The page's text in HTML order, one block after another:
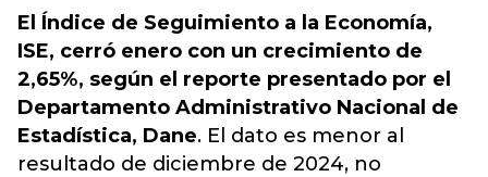
El Índice de Seguimiento a la Economía,
ISE, cerró enero con un crecimiento de
2,65%, según el reporte presentado por el
Departamento Administrativo Nacional de
Estadística, Dane. El dato es menor al
resultado de diciembre de 2024, no